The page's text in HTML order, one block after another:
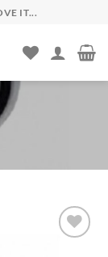
IT...